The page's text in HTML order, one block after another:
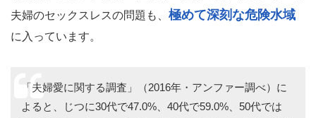
夫婦のセックスレスの問題も、 極めて深刻な危険水域
に入っています。
「夫婦愛に関する調査」（2016年・アンファー調べ）に
よると、じつに30代で47.0%、40代で59.0%、50代では